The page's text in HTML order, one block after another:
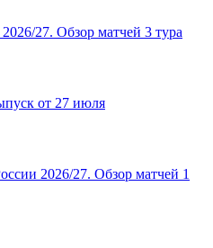
27. Обзор матчей 3 тура
от 27 июля
2026/27. Обзор матчей 1